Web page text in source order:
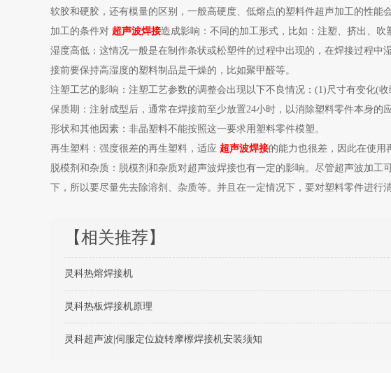
软胶和硬胶，还有模量的区别，一般高硬度、低熔点的塑料件超声加工的性能
加工的条件对 超声波焊接造成影响：不同的加工形式，比如：注塑、挤出、吹
湿度高低：这情况一般是在制作条状或松塑件的过程中出现的，在焊接过程
接前要保持高湿度的塑料制品是干燥的，比如聚甲醛等。
注塑工艺的影响：注塑工艺参数的调整会出现以下不良情况：(1)尺寸有变化(
保质期：注射成型后，通常在焊接前至少放置24小时，以消除塑料零件本身的
形状和其他因素：非晶塑料不能按照这一要求用塑料零件模塑。
再生塑料：强度很差的再生塑料，适应 超声波焊接的能力也很差，因此在使用
脱模剂和杂质：脱模剂和杂质对超声波焊接也有一定的影响。尽管超声波加
下，所以要尽量先去除溶剂、杂质等。并且在一定情况下，要对塑料零件进行清
【相关推荐】
灵科热熔焊接机
灵科热板焊接机原理
灵科超声波|伺服定位旋转摩檫焊接机安装须知